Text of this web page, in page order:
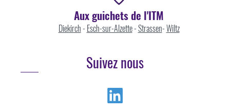
Aux guichets de l'ITM
Diekirch- Esch-sur-Alzette-Strassen-Wiltz
Suivez nous